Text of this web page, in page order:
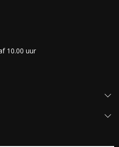
10.00 uur